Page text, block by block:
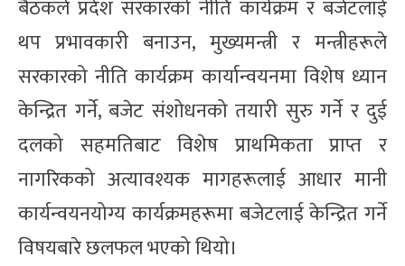
बैठकले प्रदेश सरकारको नीति कार्यक्रम र बजेटलाई
थप प्रभावकारी बनाउन, मुख्यमन्त्री र मन्त्रीहरूले
सरकारको नीति कार्यक्रम कार्यान्वयनमा विशेष ध्यान
केन्द्रित गर्ने, बजेट संशोधनको तयारी सुरु गर्ने र दुई
दलको सहमतिबाट विशेष प्राथमिकता प्राप्त र
नागरिकको अत्यावश्यक मागहरूलाई आधार मानी
कार्यन्वयनयोग्य कार्यक्रमहरूमा बजेटलाई केन्द्रित गर्ने
विषयबारे छलफल भएको थियो।